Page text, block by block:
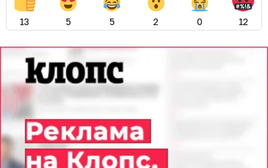
13 5 5 2 0 12